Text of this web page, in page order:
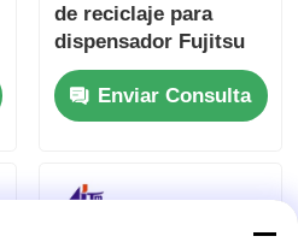
de reciclaje para
dispensador Fujitsu
GSR50, piezas de
cajero automático
Enviar Consulta